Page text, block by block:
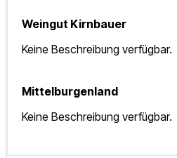
Weingut Kirnbauer
Keine Beschreibung verfügbar.
Mittelburgenland
Keine Beschreibung verfügbar.